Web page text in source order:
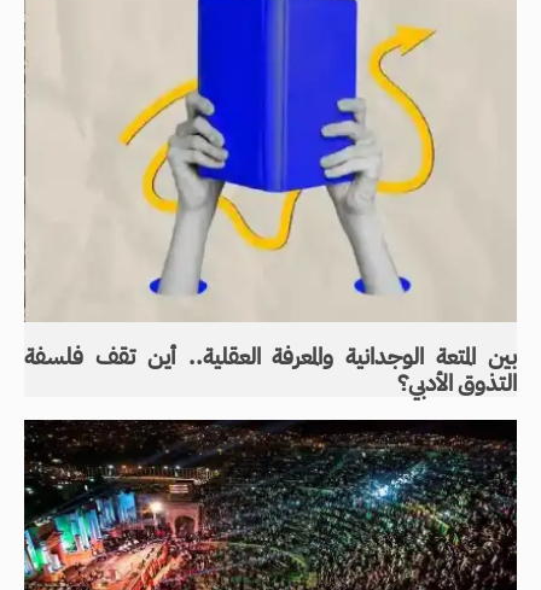
بين المتعة الوجدانية والمعرفة العقلية.. أين تقف فلسفة
التذوق الأدبي؟